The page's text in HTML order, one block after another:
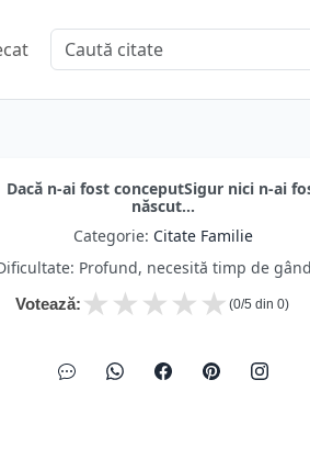
Dacă n-ai fost conceputSigur nici n-ai
născut...
Categorie: Citate Familie
Profund, necesită timp de
Votează: ★
★
★
★
★ (0/5 din 0)